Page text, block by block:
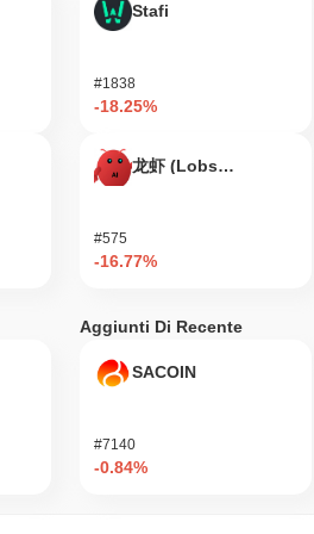
più mercati di scambio, con un volume
un interesse continuo da parte della
dal team di sviluppo,
vivace attorno al progetto. Inoltre, le
stakeholder nella definizione del futuro
supportano la sua continua
e consumatori, consentendo
decentralizzato che facilita
innovative. Fornisce strumenti e risorse
possono sfruttare queste risorse
applicazioni che utilizzano le funzionalità
Stafi
#1838
-18.25%
龙虾 (Lobster)
#575
-16.77%
Aggiunti Di Recente
SACOIN
#7140
-0.84%